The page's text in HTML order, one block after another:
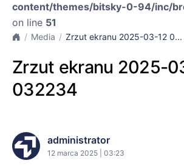
content/themes/bitsky-0-94/inc/
on line 51
Media Zrzut ekranu 2025-03-12 0...
Zrzut ekranu 2025-
032234
administrator
12 marca 2025 | 03:23